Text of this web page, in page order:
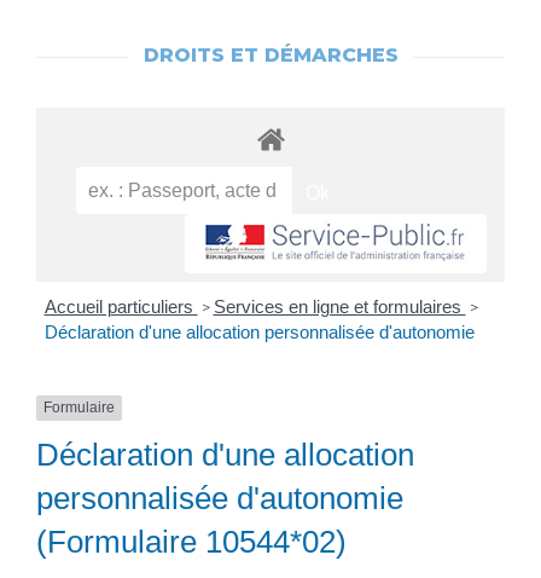
DROITS ET DÉMARCHES
Accueil particuliers > Services en ligne et formulaires >
Déclaration d'une allocation personnalisée d'autonomie
Formulaire
Déclaration d'une allocation
personnalisée d'autonomie
(Formulaire 10544*02)